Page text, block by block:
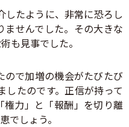
したように、非常に恐ろし
ませんでした。その大きな
も見事でした。
で加増の機会がたびたび
たのです。正信が持って
力」と「報酬」を切り離
でしょう。